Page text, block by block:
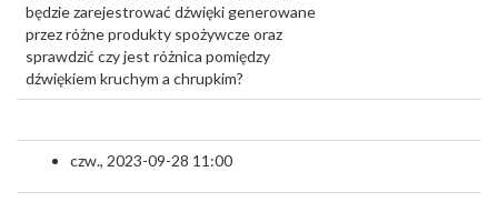
będzie zarejestrować dźwięki generowane
przez różne produkty spożywcze oraz
sprawdzić czy jest różnica pomiędzy
dźwiękiem kruchym a chrupkim?
czw., 2023-09-28 11:00